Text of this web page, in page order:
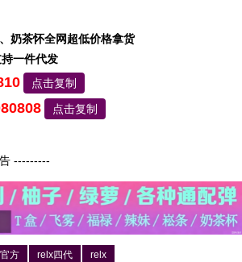
奶茶怀全网超低价格拿货
一件代发
点击复制
点击复制
---------
方 relx四代 relx